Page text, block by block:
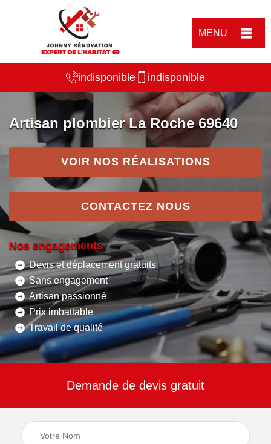
MENU
indisponible indisponible
Artisan plombier La Roche 69640
VOIR NOS RÉALISATIONS
CONTACTEZ NOUS
Nos engagements
Devis et déplacement gratuits
Sans engagement
Artisan passionné
Prix imbattable
Travail de qualité
Demande de devis gratuit